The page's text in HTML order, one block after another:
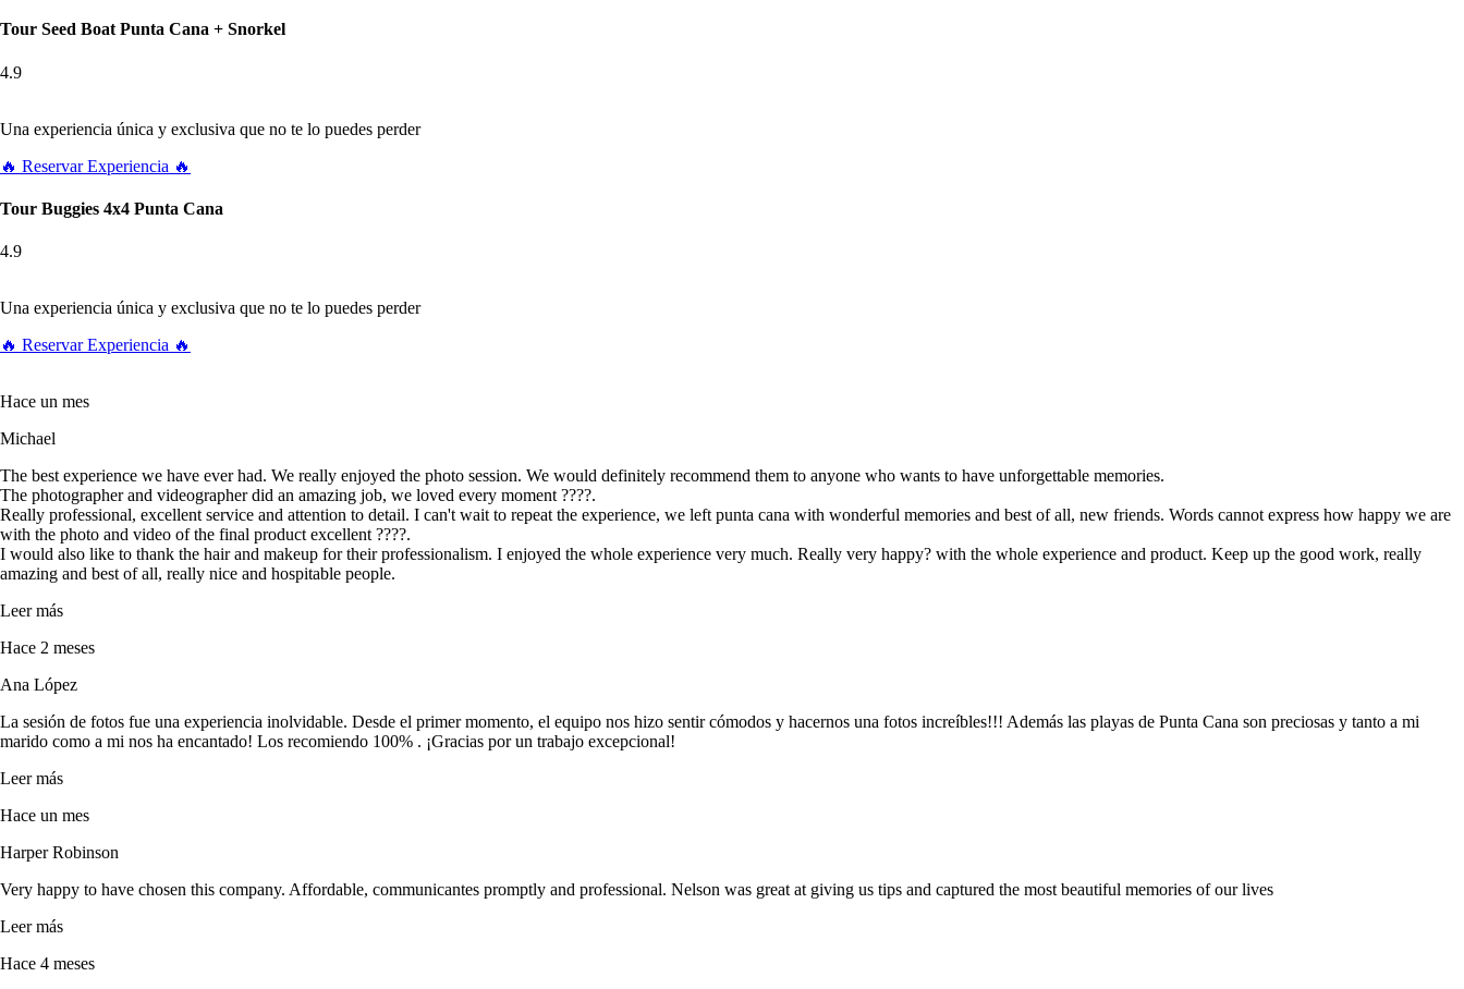
Tour Seed Boat Punta Cana + Snorkel
4.9
Una experiencia única y exclusiva que no te lo puedes perder
🔥 Reservar Experiencia 🔥
Tour Buggies 4x4 Punta Cana
4.9
Una experiencia única y exclusiva que no te lo puedes perder
🔥 Reservar Experiencia 🔥
Hace un mes
Michael
The best experience we have ever had. We really enjoyed the photo session. We would definitely recommend them to anyone who wants to have unforgettable memories.
The photographer and videographer did an amazing job, we loved every moment ????.
Really professional, excellent service and attention to detail. I can't wait to repeat the experience, we left punta cana with wonderful memories and best of all, new friends. Words cannot express how happy we are
with the photo and video of the final product excellent ????.
I would also like to thank the hair and makeup for their professionalism. I enjoyed the whole experience very much. Really very happy? with the whole experience and product. Keep up the good work, really
amazing and best of all, really nice and hospitable people.
Leer más
Hace 2 meses
Ana López
La sesión de fotos fue una experiencia inolvidable. Desde el primer momento, el equipo nos hizo sentir cómodos y hacernos una fotos increíbles!!! Además las playas de Punta Cana son preciosas y tanto a mi
marido como a mi nos ha encantado! Los recomiendo 100% . ¡Gracias por un trabajo excepcional!
Leer más
Hace un mes
Harper Robinson
Very happy to have chosen this company. Affordable, communicantes promptly and professional. Nelson was great at giving us tips and captured the most beautiful memories of our lives
Leer más
Hace 4 meses